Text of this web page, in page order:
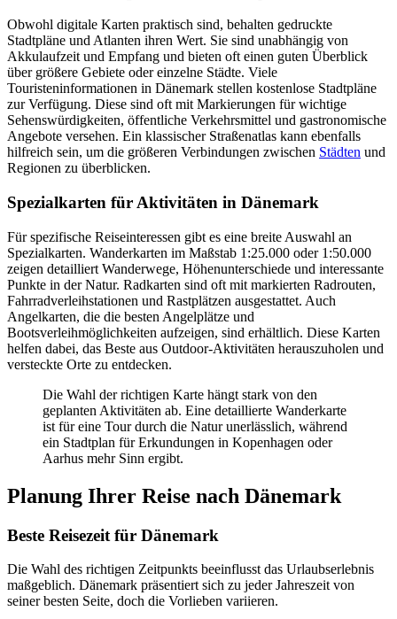
Obwohl digitale Karten praktisch sind, behalten gedruckte
Stadtpläne und Atlanten ihren Wert. Sie sind unabhängig von
Akkulaufzeit und Empfang und bieten oft einen guten Überblick
über größere Gebiete oder einzelne Städte. Viele
Touristeninformationen in Dänemark stellen kostenlose Stadtpläne
zur Verfügung. Diese sind oft mit Markierungen für wichtige
Sehenswürdigkeiten, öffentliche Verkehrsmittel und gastronomische
Angebote versehen. Ein klassischer Straßenatlas kann ebenfalls
hilfreich sein, um die größeren Verbindungen zwischen Städten und
Regionen zu überblicken.
Spezialkarten für Aktivitäten in Dänemark
Für spezifische Reiseinteressen gibt es eine breite Auswahl an
Spezialkarten. Wanderkarten im Maßstab 1:25.000 oder 1:50.000
zeigen detailliert Wanderwege, Höhenunterschiede und interessante
Punkte in der Natur. Radkarten sind oft mit markierten Radrouten,
Fahrradverleihstationen und Rastplätzen ausgestattet. Auch
Angelkarten, die die besten Angelplätze und
Bootsverleihmöglichkeiten aufzeigen, sind erhältlich. Diese Karten
helfen dabei, das Beste aus Outdoor-Aktivitäten herauszuholen und
versteckte Orte zu entdecken.
Die Wahl der richtigen Karte hängt stark von den
geplanten Aktivitäten ab. Eine detaillierte Wanderkarte
ist für eine Tour durch die Natur unerlässlich, während
ein Stadtplan für Erkundungen in Kopenhagen oder
Aarhus mehr Sinn ergibt.
Planung Ihrer Reise nach Dänemark
Beste Reisezeit für Dänemark
Die Wahl des richtigen Zeitpunkts beeinflusst das Urlaubserlebnis
maßgeblich. Dänemark präsentiert sich zu jeder Jahreszeit von
seiner besten Seite, doch die Vorlieben variieren.